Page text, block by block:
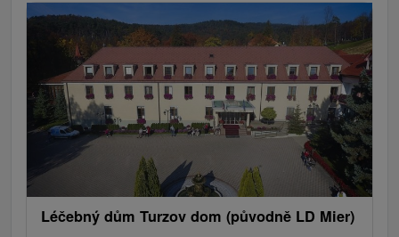
Léčebný dům Turzov dom (původně LD Mier)